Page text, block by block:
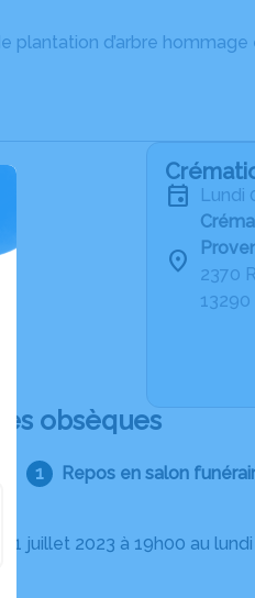
plantation d’arbre hommage
lundi
2370
obsèques
Repos en salon